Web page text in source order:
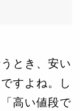
とき、安い
すよね。し
高い値段で